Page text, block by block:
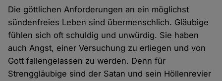
Die göttlichen Anforderungen an ein möglichst
sündenfreies Leben sind übermenschlich. Gläubige
fühlen sich oft schuldig und unwürdig. Sie haben
auch Angst, einer Versuchung zu erliegen und von
Gott fallengelassen zu werden. Denn für
Strenggläubige sind der Satan und sein Höllenrevier